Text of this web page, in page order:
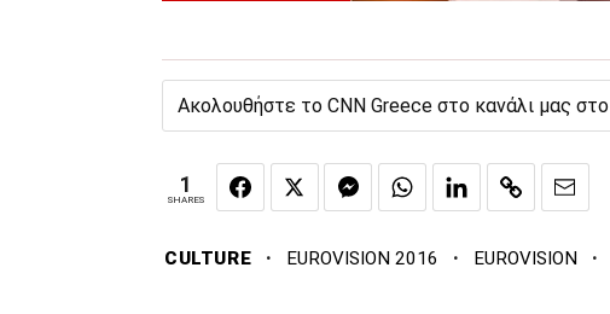
Ακολουθήστε το CNN Greece στο κανάλι μας στο
1
SHARES
CULTURE · EUROVISION 2016 · EUROVISION ·